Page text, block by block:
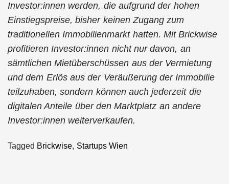
Investor:innen werden, die aufgrund der hohen
Einstiegspreise, bisher keinen Zugang zum
traditionellen Immobilienmarkt hatten. Mit Brickwise
profitieren Investor:innen nicht nur davon, an
sämtlichen Mietüberschüssen aus der Vermietung
und dem Erlös aus der Veräußerung der Immobilie
teilzuhaben, sondern können auch jederzeit die
digitalen Anteile über den Marktplatz an andere
Investor:innen weiterverkaufen.
Tagged Brickwise, Startups Wien